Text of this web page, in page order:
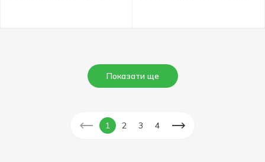
Показати ще
1 2 3 4